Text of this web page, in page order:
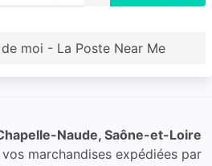
moi - La Poste Near Me
Naude, Saône-et-Loire
marchandises expédiées par